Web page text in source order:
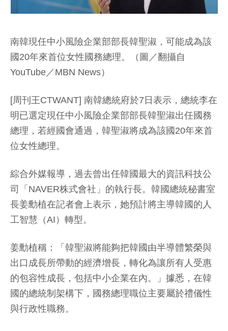
南韓現任中小風險企業部部長韓聖淑，可能成為該
國20年來首位女性國務總理。（圖／翻攝自
YouTube／MBN News）
[周刊王CTWANT] 南韓總統府於7日表示，總統李在
明已選定現任中小風險企業部部長韓聖淑出任國務
總理，若經國會通過，韓聖淑將成為該國20年來首
位女性總理。
綜合外媒報導，過去曾出任韓國最大的資訊科技公
司「NAVER株式會社」的執行長。韓國總統秘書室
長姜勳植在記者會上表示，她預計將主導韓國的人
工智慧（AI）轉型。
姜勳植稱：「韓聖淑將能夠把韓國由半導體繁榮與
出口成長所帶動的經濟增長，轉化為讓所有人受惠
的包容性成長，包括中小企業在內。」據悉，在韓
國的總統制架構下，國務總理職位主要屬於禮儀性
與行政性職務。